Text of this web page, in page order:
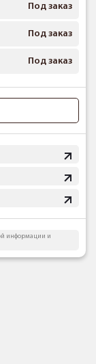
Под заказ
Под заказ
Под заказ
информации и